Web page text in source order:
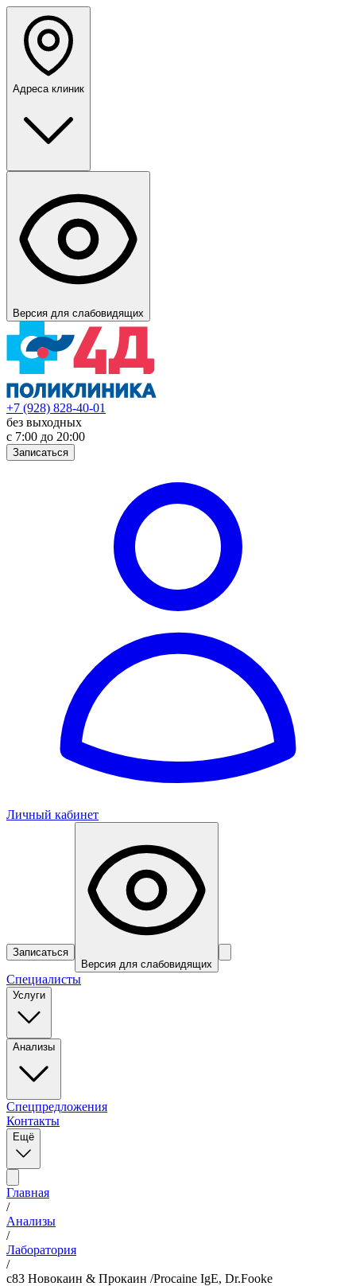
Адреса клиник
Версия для слабовидящих
+7 (928) 828-40-01
без выходных
с 7:00 до 20:00
Записаться
Личный кабинет
Записаться
Версия для слабовидящих
Специалисты
Услуги
Анализы
Спецпредложения
Контакты
Ещё
Главная
/
Анализы
/
Лаборатория
/
c83 Новокаин & Прокаин /Procaine IgE, Dr.Fooke